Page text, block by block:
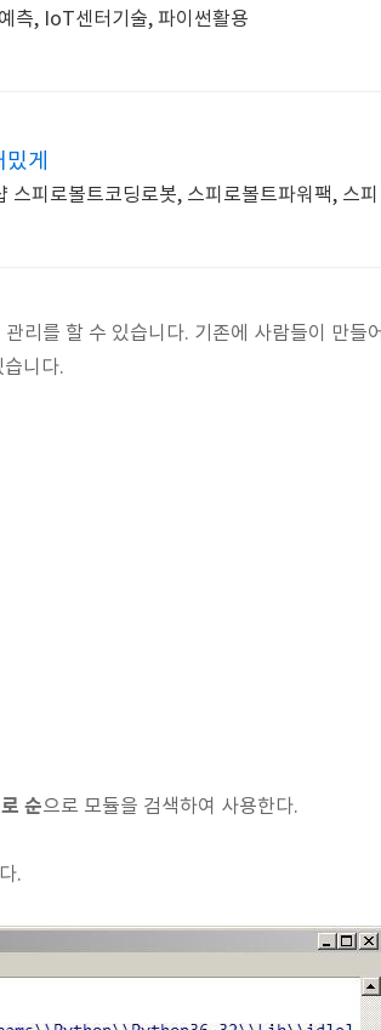
측, IoT센터기술, 파이썬활용
게
피로볼트코딩로봇, 스피로볼트파워팩, 스피
관리를 할 수 있습니다. 기존에 사람들이 만들
니다.
순으로 모듈을 검색하여 사용한다.
.